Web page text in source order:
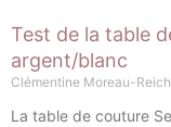
Test de la table
argent/blanc
Clémentine Moreau-
La table de couture